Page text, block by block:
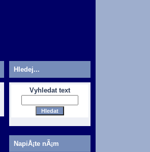
Hledej...
Vyhledat text
NapiÅ¡te nÃ¡m